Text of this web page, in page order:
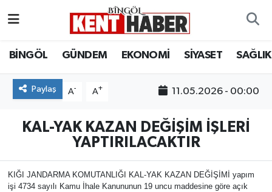
BİNGÖL GÜNDEM EKONOMİ SİYASET SAĞLIK
Paylaş A- A+ 11.05.2026 - 00:00
KAL-YAK KAZAN DEĞİŞİM İŞLERİ
YAPTIRILACAKTIR
KIĞI JANDARMA KOMUTANLIĞI KAL-YAK KAZAN DEĞİŞİMİ yapım
işi 4734 sayılı Kamu İhale Kanununun 19 uncu maddesine göre açık
BİLİM-TEKNOLOJİ
EKONOMİ
Bingöl Hava Durumu
Bingöl Trafik Yoğunluk Haritası
Süper Lig Puan Durumu ve Fikstür